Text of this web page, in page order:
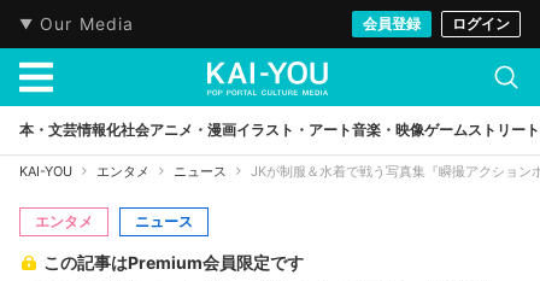
Our Media 会員登録 ログイン
本・文芸情報化社会アニメ・漫画イラスト・アート音楽・映像ゲームストリート
KAI-YOU エンタメ ニュース JKが制服＆水着で戦う写真集『瞬撮アクション
エンタメ ニュース
この記事はPremium会員限定です